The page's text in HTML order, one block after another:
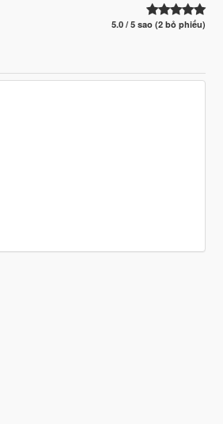
5.0 / 5 sao (2 bỏ phiếu)